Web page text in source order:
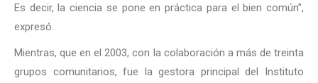
Es decir, la ciencia se pone en práctica para el bien común”,
expresó.
Mientras, que en el 2003, con la colaboración a más de treinta
grupos comunitarios, fue la gestora principal del Instituto